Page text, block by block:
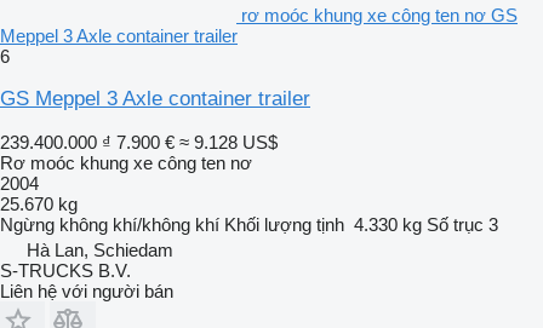
rơ moóc khung xe công ten nơ GS
Meppel 3 Axle container trailer
6
GS Meppel 3 Axle container trailer
239.400.000 ₫ 7.900 € ≈ 9.128 US$
Rơ moóc khung xe công ten nơ
2004
25.670 kg
Ngừng không khí/không khí Khối lượng tịnh 4.330 kg Số trục 3
Hà Lan, Schiedam
S-TRUCKS B.V.
Liên hệ với người bán